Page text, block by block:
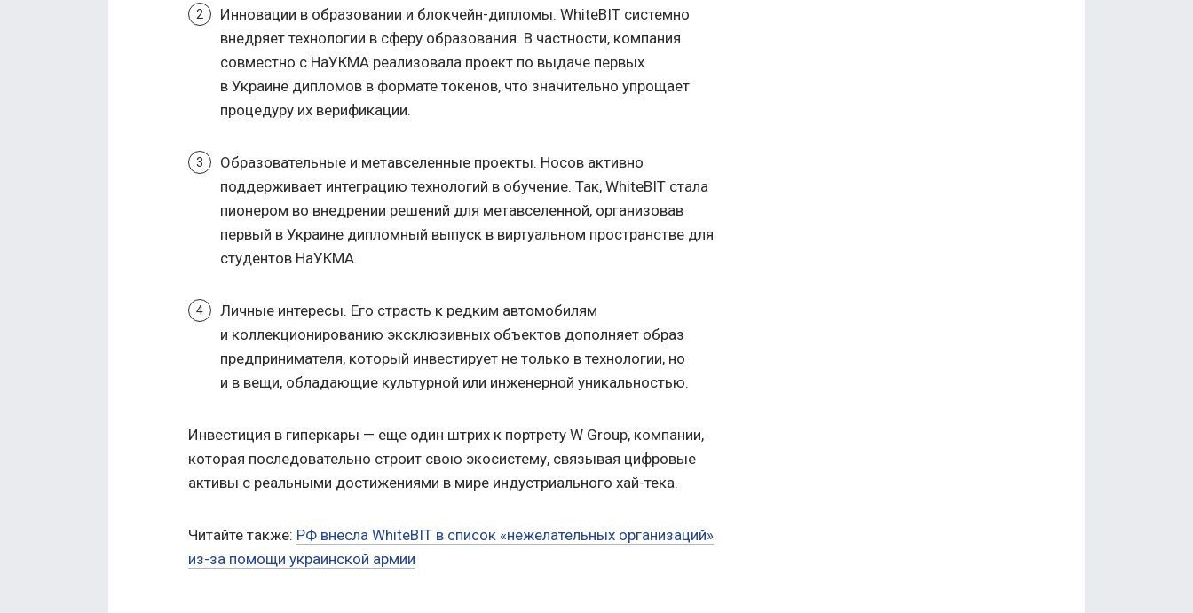
Инновации в образовании и блокчейн-дипломы. WhiteBIT системно
внедряет технологии в сферу образования. В частности, компания
совместно с НаУКМА реализовала проект по выдаче первых
в Украине дипломов в формате токенов, что значительно упрощает
процедуру их верификации.
Образовательные и метавселенные проекты. Носов активно
поддерживает интеграцию технологий в обучение. Так, WhiteBIT стала
пионером во внедрении решений для метавселенной, организовав
первый в Украине дипломный выпуск в виртуальном пространстве для
студентов НаУКМА.
Личные интересы. Его страсть к редким автомобилям
и коллекционированию эксклюзивных объектов дополняет образ
предпринимателя, который инвестирует не только в технологии, но
и в вещи, обладающие культурной или инженерной уникальностью.
Инвестиция в гиперкары — еще один штрих к портрету W Group, компании,
которая последовательно строит свою экосистему, связывая цифровые
активы с реальными достижениями в мире индустриального хай-тека.
Читайте также: РФ внесла WhiteBIT в список «нежелательных организаций»
из-за помощи украинской армии